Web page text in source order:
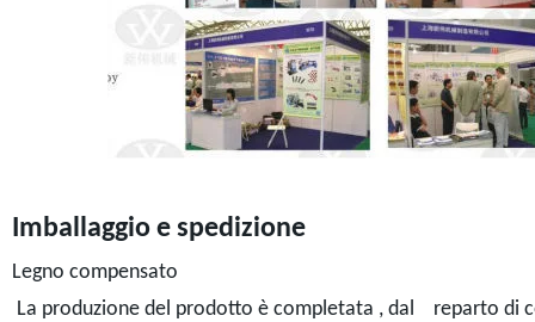
Imballaggio e spedizione
Legno compensato
La produzione del prodotto è completata , dal reparto